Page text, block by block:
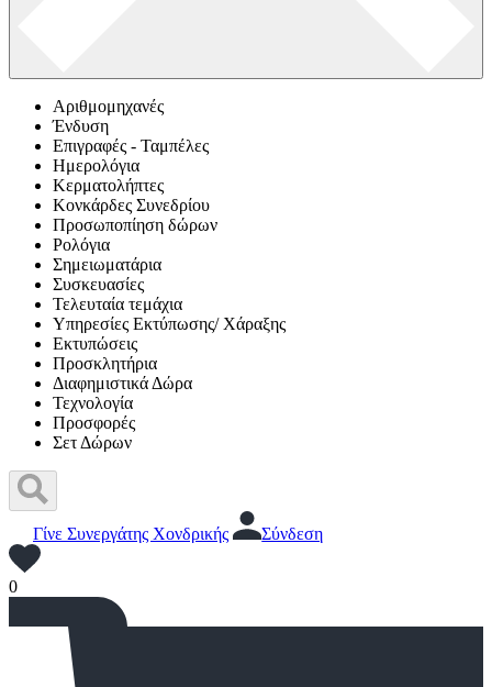
Αριθμομηχανές
Ένδυση
Επιγραφές - Ταμπέλες
Ημερολόγια
Κερματολήπτες
Κονκάρδες Συνεδρίου
Προσωποπίηση δώρων
Ρολόγια
Σημειωματάρια
Συσκευασίες
Τελευταία τεμάχια
Υπηρεσίες Εκτύπωσης/ Χάραξης
Εκτυπώσεις
Προσκλητήρια
Διαφημιστικά Δώρα
Τεχνολογία
Προσφορές
Σετ Δώρων
Γίνε Συνεργάτης Χονδρικής Σύνδεση
0